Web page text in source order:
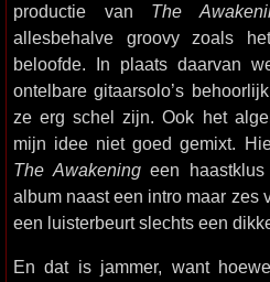
productie van The
allesbehalve groovy zoals
beloofde. In plaats daarvan
ontelbare gitaarsolo’s
ze erg schel zijn. Ook het
mijn idee niet goed gemixt.
The Awakeningeen haastklus
album naast een intro maar zes
een luisterbeurt slechts een
En dat is jammer, want